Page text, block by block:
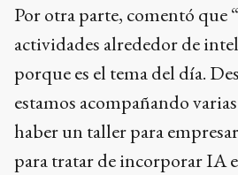
Por otra parte, comentó que
actividades alrededor de
porque es el tema del día.
estamos acompañando
haber un taller para
para tratar de incorporar IA